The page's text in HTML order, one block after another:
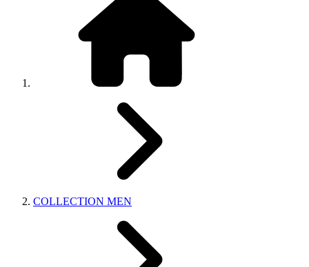
COLLECTION MEN